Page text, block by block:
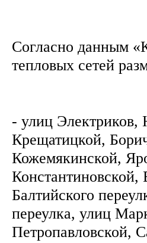
Согласно данным
тепловых сетей
- улиц
Крещатицкой,
Кожемякинской,
Балтийского
переулка, улиц
Петропавловской,